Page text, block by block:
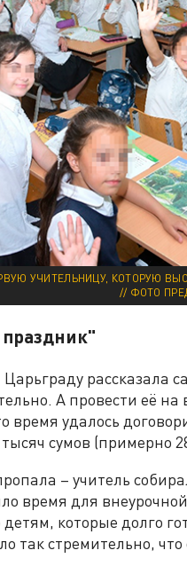
УЧИТЕЛЬНИЦУ, КОТОРУЮ
// ФОТО
рассказала
А провести её
время удалось
сумов (примерно
– учитель
время для
которые долго
так стремительно,